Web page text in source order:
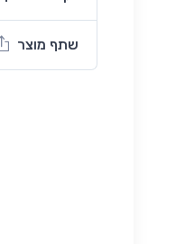
שתף מוצר